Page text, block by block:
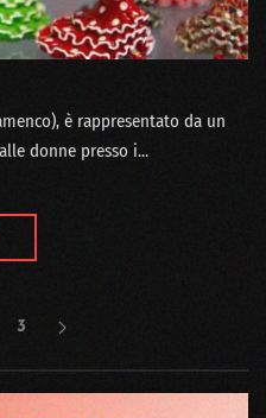
è rappresentato da un
donne presso i...
3